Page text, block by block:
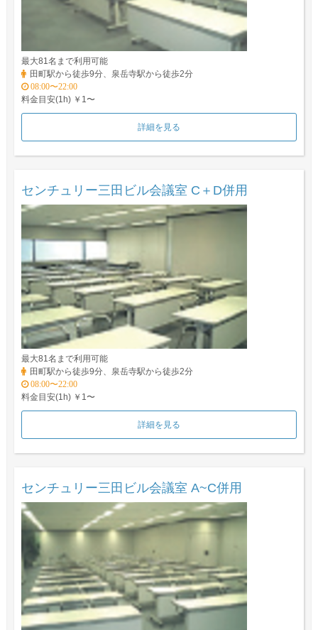
最大81名まで利用可能
田町駅から徒歩9分、泉岳寺駅から徒歩2分
08:00〜22:00
料金目安(1h) ￥1〜
詳細を見る
センチュリー三田ビル会議室 C＋D併用
最大81名まで利用可能
田町駅から徒歩9分、泉岳寺駅から徒歩2分
08:00〜22:00
料金目安(1h) ￥1〜
詳細を見る
センチュリー三田ビル会議室 A~C併用